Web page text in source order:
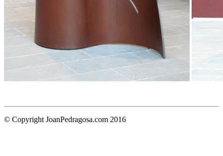
© Copyright JoanPedragosa.com 2016